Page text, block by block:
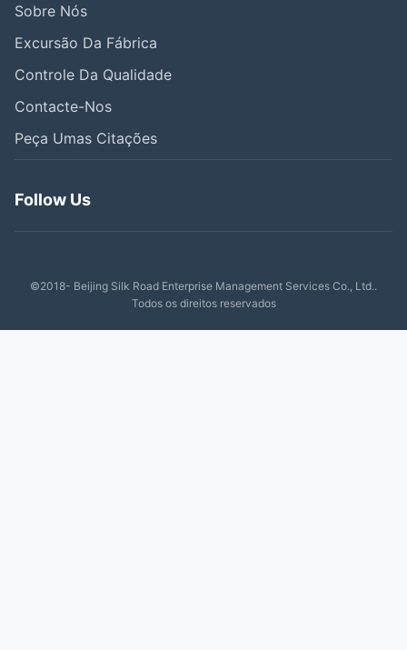
Sobre Nós
Excursão Da Fábrica
Controle Da Qualidade
Contacte-Nos
Peça Umas Citações
Follow Us
©2018- Beijing Silk Road Enterprise Management Services Co., Ltd..
Todos os direitos reservados